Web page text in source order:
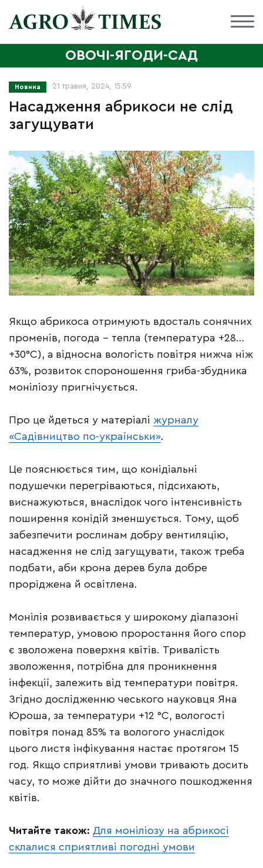
ОВОЧІ-ЯГОДИ-САД
Новина 21 травня, 2024, 15:59
Насадження абрикоси не слід
загущувати
Якщо абрикоса отримують вдосталь сонячних
променів, погода – тепла (температура +28…
+30°C), а відносна вологість повітря нижча ніж
63%, розвиток спороношення гриба-збудника
моніліозу пригнічується.
Про це йдеться у матеріалі журналу
«Садівництво по-українськи».
Це пояснюється тим, що конідіальні
подушечки перегріваються, підсихають,
виснажуються, внаслідок чого інтенсивність
поширення конідій зменшується. Тому, щоб
забезпечити рослинам добру вентиляцію,
насадження не слід загущувати, також треба
подбати, аби крона дерев була добре
проріджена й освітлена.
Монілія розвивається у широкому діапазоні
температур, умовою проростання його спор
є зволожена поверхня квітів. Тривалість
зволоження, потрібна для проникнення
інфекції, залежить від температури повітря.
Згідно дослідженню чеського науковця Яна
Юроша, за температури +12 °C, вологості
повітря понад 85% та вологого унаслідок
цього листя інфікування настає протягом 15
год. Якщо сприятливі умови тривають досить
часу, то може дійти до значного пошкодження
квітів.
Читайте також: Для моніліозу на абрикосі
склалися сприятливі погодні умови